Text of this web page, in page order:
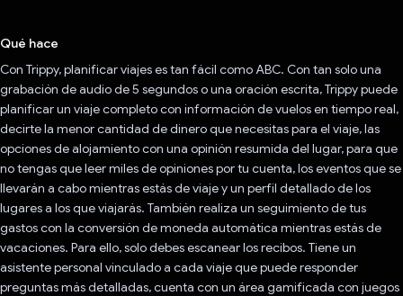
Qué hace
Con Trippy, planificar viajes es tan fácil como ABC. Con tan solo una
grabación de audio de 5 segundos o una oración escrita, Trippy puede
planificar un viaje completo con información de vuelos en tiempo real,
decirte la menor cantidad de dinero que necesitas para el viaje, las
opciones de alojamiento con una opinión resumida del lugar, para que
no tengas que leer miles de opiniones por tu cuenta, los eventos que se
llevarán a cabo mientras estás de viaje y un perfil detallado de los
lugares a los que viajarás. También realiza un seguimiento de tus
gastos con la conversión de moneda automática mientras estás de
vacaciones. Para ello, solo debes escanear los recibos. Tiene un
asistente personal vinculado a cada viaje que puede responder
preguntas más detalladas, cuenta con un área gamificada con juegos